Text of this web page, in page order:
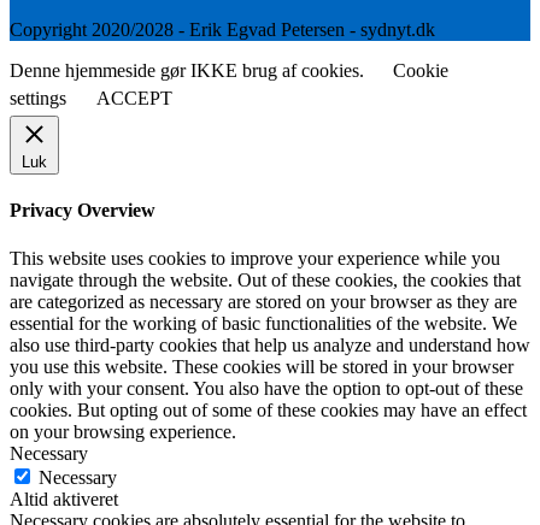
Copyright 2020/2028 - Erik Egvad Petersen - sydnyt.dk
Denne hjemmeside gør IKKE brug af cookies.
Cookie
settings
ACCEPT
Luk
Privacy Overview
This website uses cookies to improve your experience while you
navigate through the website. Out of these cookies, the cookies that
are categorized as necessary are stored on your browser as they are
essential for the working of basic functionalities of the website. We
also use third-party cookies that help us analyze and understand how
you use this website. These cookies will be stored in your browser
only with your consent. You also have the option to opt-out of these
cookies. But opting out of some of these cookies may have an effect
on your browsing experience.
Necessary
Necessary
Altid aktiveret
Necessary cookies are absolutely essential for the website to